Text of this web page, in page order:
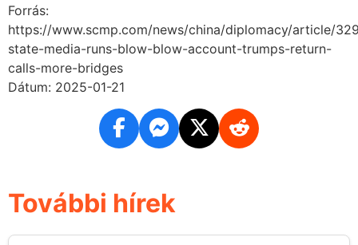
Forrás:
https://www.scmp.com/news/china/diplomacy/article/
state-media-runs-blow-blow-account-trumps-return-
calls-more-bridges
Dátum: 2025-01-21
További hírek